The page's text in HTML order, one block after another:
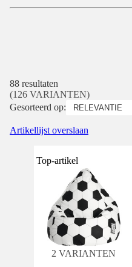
88 resultaten
(126 VARIANTEN)
Gesorteerd op:
Artikellijst overslaan
Top-artikel
2 VARIANTEN